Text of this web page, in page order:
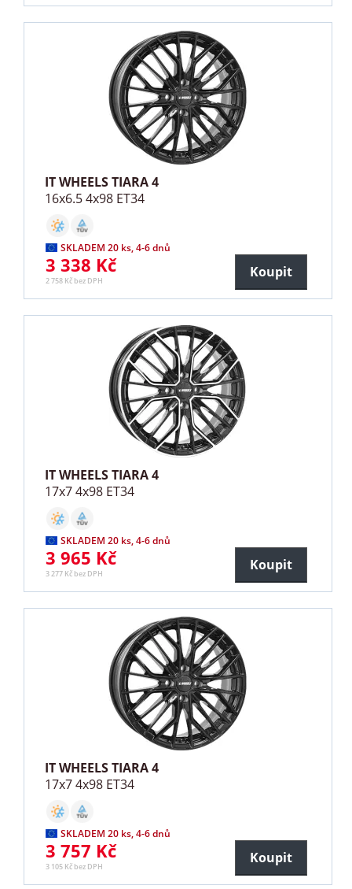
IT WHEELS TIARA 4
16x6.5 4x98 ET34
SKLADEM 20 ks, 4-6 dnů
3 338 Kč
2 758 Kč bez DPH
Koupit
IT WHEELS TIARA 4
17x7 4x98 ET34
SKLADEM 20 ks, 4-6 dnů
3 965 Kč
3 277 Kč bez DPH
Koupit
IT WHEELS TIARA 4
17x7 4x98 ET34
SKLADEM 20 ks, 4-6 dnů
3 757 Kč
3 105 Kč bez DPH
Koupit